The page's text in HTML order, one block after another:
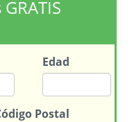
Edad
Postal